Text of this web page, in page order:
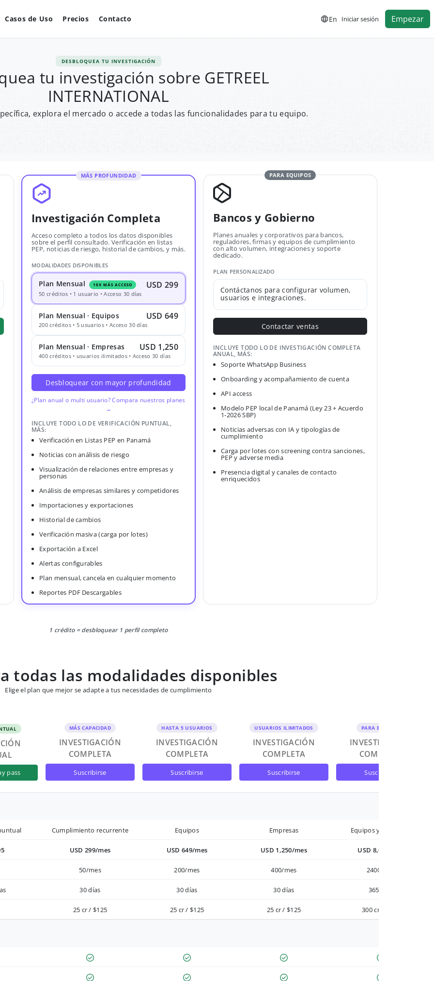
Casos de Uso Precios Contacto En Iniciar sesión Empezar
DESBLOQUEA TU INVESTIGACIÓN
tu investigación sobre GETREEL
INTERNATIONAL
explora el mercado o accede a todas las funcionalidades para tu equipo.
MÁS PROFUNDIDAD
Investigación Completa
Acceso completo a todos los datos disponibles
sobre el perfil consultado. Verificación en listas
PEP, noticias de riesgo, historial de cambios, y más.
MODALIDADES DISPONIBLES
Plan Mensual 10X MÁS ACCESO USD 299
50 créditos • 1 usuario • Acceso 30 días
Plan Mensual · Equipos USD 649
200 créditos • 5 usuarios • Acceso 30 días
Plan Mensual · Empresas USD 1,250
400 créditos • usuarios ilimitados • Acceso 30 días
Desbloquear con mayor profundidad
¿Plan anual o multi usuario? Compara nuestros planes
→
INCLUYE TODO LO DE VERIFICACIÓN PUNTUAL,
MÁS:
Verificación en Listas PEP en Panamá
Noticias con análisis de riesgo
Visualización de relaciones entre empresas y
personas
Análisis de empresas similares y competidores
Importaciones y exportaciones
Historial de cambios
Verificación masiva (carga por lotes)
Exportación a Excel
Alertas configurables
Plan mensual, cancela en cualquier momento
Reportes PDF Descargables
PARA EQUIPOS
Bancos y Gobierno
Planes anuales y corporativos para bancos,
reguladores, firmas y equipos de cumplimiento
con alto volumen, integraciones y soporte
dedicado.
PLAN PERSONALIZADO
Contáctanos para configurar volumen,
usuarios e integraciones.
Contactar ventas
INCLUYE TODO LO DE INVESTIGACIÓN COMPLETA
ANUAL, MÁS:
Soporte WhatsApp Business
Onboarding y acompañamiento de cuenta
API access
Modelo PEP local de Panamá (Ley 23 + Acuerdo
1-2026 SBP)
Noticias adversas con IA y tipologías de
cumplimiento
Carga por lotes con screening contra sanciones,
PEP y adverse media
Presencia digital y canales de contacto
enriquecidos
1 crédito = desbloquear 1 perfil completo
todas las modalidades disponibles
Elige el plan que mejor se adapte a tus necesidades de cumplimiento
pass
MÁS CAPACIDAD
INVESTIGACIÓN
COMPLETA
suscribirse
HASTA 5 USUARIOS
INVESTIGACIÓN
COMPLETA
suscribirse
USUARIOS ILIMITADOS
INVESTIGACIÓN
COMPLETA
suscribirse
PARA EQUIPOS
INVESTIGACIÓN
COMPLETA
suscribirse
Cumplimiento recurrente Equipos Empresas Equipos y Empresas
USD 299/mes USD 649/mes USD 1,250/mes USD 8,000/año
50/mes 200/mes 400/mes 2400/año
30 días 30 días 30 días 365 días
25 cr / $125 25 cr / $125 25 cr / $125 300 cr / $900